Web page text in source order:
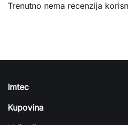
Trenutno nema recenzija
Imtec
Kupovina